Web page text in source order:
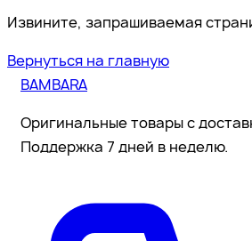
Извините, запрашиваемая
Вернуться на главную
BAMBARA
Оригинальные товары с
Поддержка 7 дней в неделю.